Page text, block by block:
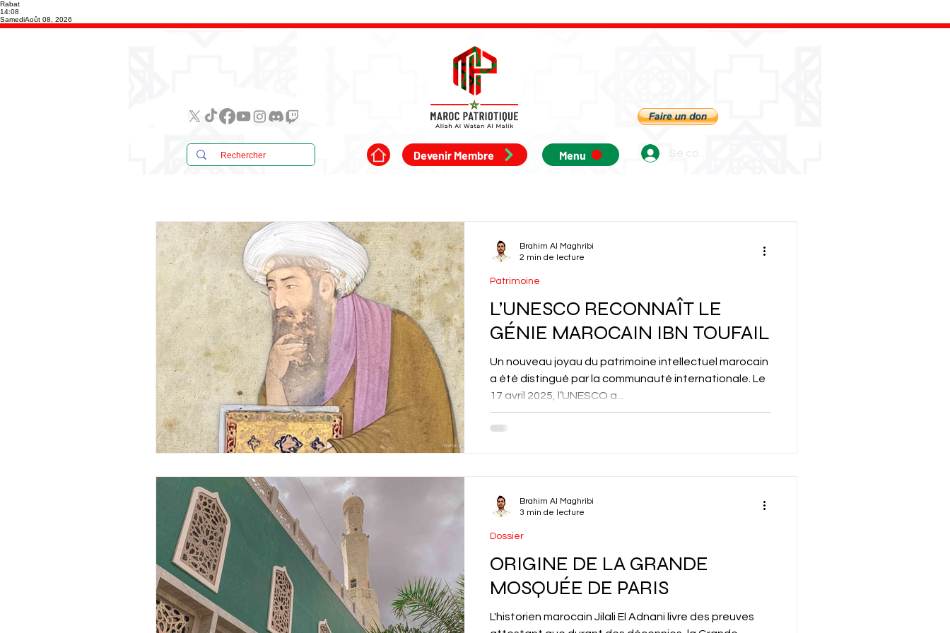
Rabat
14:08
SamediAoût 08, 2026
Se connecter
Devenir Membre Menu
L’UNESCO RECONNAÎT LE
GÉNIE MAROCAIN IBN TOUFAIL
Un nouveau joyau du patrimoine intellectuel marocain
a été distingué par la communauté internationale. Le
17 avril 2025, l’UNESCO a...
Patrimoine
Brahim Al Maghribi
2 min de lecture
ORIGINE DE LA GRANDE
MOSQUÉE DE PARIS
L'historien marocain Jilali El Adnani livre des preuves
Dossier
Brahim Al Maghribi
3 min de lecture